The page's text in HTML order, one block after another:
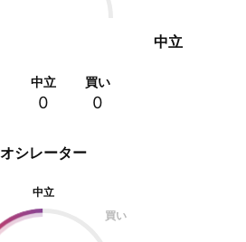
オシレーター
中立
買い
中立
中立
0
買い
0